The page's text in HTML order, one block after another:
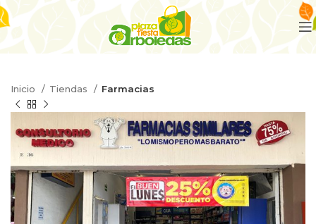
Inicio Tiendas Farmacias